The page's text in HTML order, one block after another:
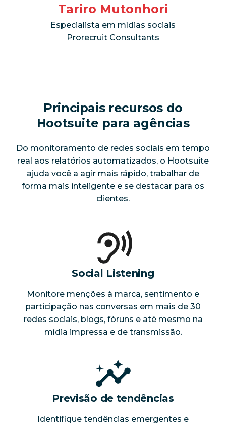
Tariro Mutonhori
Especialista em mídias sociais
Prorecruit Consultants
Principais recursos do
Hootsuite para agências
Do monitoramento de redes sociais em tempo
real aos relatórios automatizados, o Hootsuite
ajuda você a agir mais rápido, trabalhar de
forma mais inteligente e se destacar para os
clientes.
Social Listening
Monitore menções à marca, sentimento e
participação nas conversas em mais de 30
redes sociais, blogs, fóruns e até mesmo na
mídia impressa e de transmissão.
Previsão de tendências
Identifique tendências emergentes e